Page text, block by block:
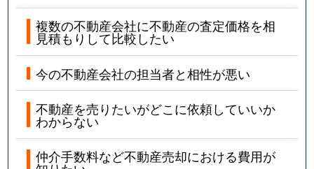
複数の不動産会社に不動産の査定価格を相
見積もりして比較したい
今の不動産会社の担当者と相性が悪い
不動産を売りたいがどこに依頼していいか
わからない
仲介手数料など不動産売却における費用が